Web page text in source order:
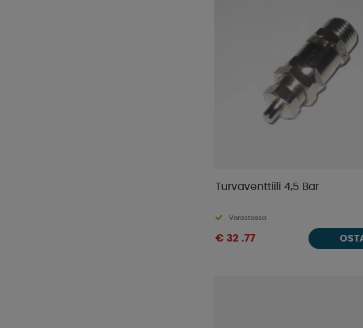
Turvaventtiili 4,5 Bar
Varastossa
€ 32 .77